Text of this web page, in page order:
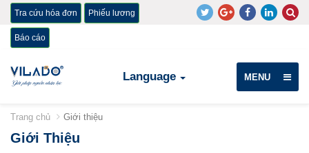
Tra cứu hóa đơn Phiếu lương
Báo cáo
Language MENU
Trang chủ Giới thiệu
Giới Thiệu